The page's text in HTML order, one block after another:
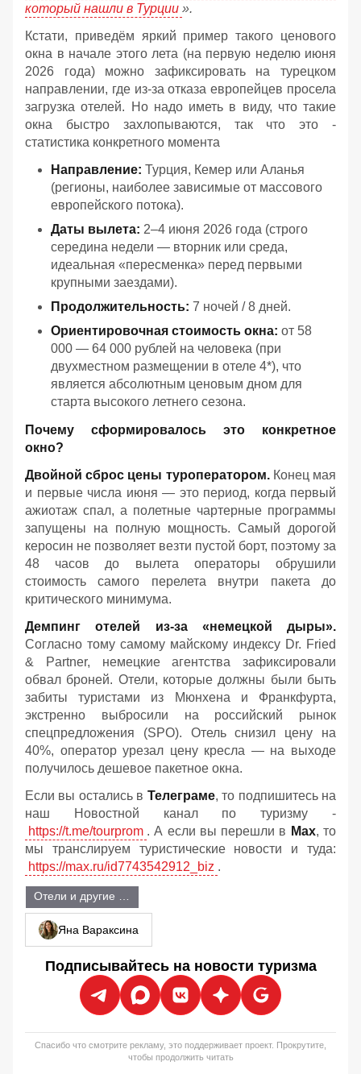
который нашли в Турции ».
Кстати, приведём яркий пример такого ценового
окна в начале этого лета (на первую неделю июня
2026 года) можно зафиксировать на турецком
направлении, где из-за отказа европейцев просела
загрузка отелей. Но надо иметь в виду, что такие
окна быстро захлопываются, так что это -
статистика конкретного момента
Направление: Турция, Кемер или Аланья
(регионы, наиболее зависимые от массового
европейского потока).
Даты вылета: 2–4 июня 2026 года (строго
середина недели — вторник или среда,
идеальная «пересменка» перед первыми
крупными заездами).
Продолжительность: 7 ночей / 8 дней.
Ориентировочная стоимость окна: от 58
000 — 64 000 рублей на человека (при
двухместном размещении в отеле 4*), что
является абсолютным ценовым дном для
старта высокого летнего сезона.
Почему сформировалось это конкретное
окно?
Двойной сброс цены туроператором.Конец мая
и первые числа июня — это период, когда первый
ажиотаж спал, а полетные чартерные программы
запущены на полную мощность. Самый дорогой
керосин не позволяет везти пустой борт, поэтому за
48 часов до вылета операторы обрушили
стоимость самого перелета внутри пакета до
критического минимума.
Демпинг отелей из-за «немецкой дыры».
Согласно тому самому майскому индексу Dr. Fried
& Partner, немецкие агентства зафиксировали
обвал броней. Отели, которые должны были быть
забиты туристами из Мюнхена и Франкфурта,
экстренно выбросили на российский рынок
спецпредложения (SPO). Отель снизил цену на
40%, оператор урезал цену кресла — на выходе
получилось дешевое пакетное окна.
Если вы остались в Телеграме, то подпишитесь на
наш Новостной канал по туризму -
https://t.me/tourprom . А если вы перешли в Мах, то
мы транслируем туристические новости и туда:
https://max.ru/id7743542912_biz .
Яна Вараксина
Подписывайтесь на новости туризма
Спасибо что смотрите рекламу, это поддерживает проект. Прокрутите,
чтобы продолжить читать